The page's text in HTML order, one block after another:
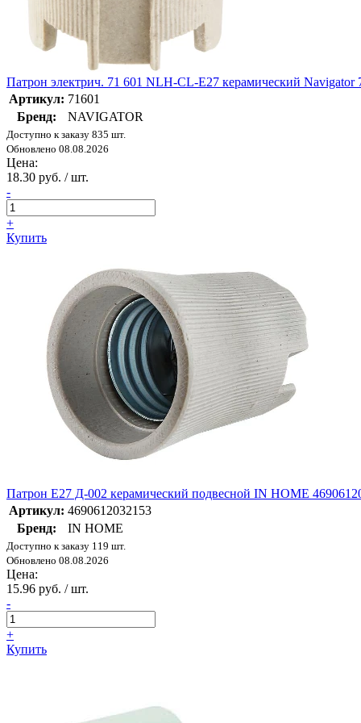
Патрон электрич. 71 601 NLH-CL-E27 керамический Navigator
Артикул: 71601
Бренд:
NAVIGATOR
Доступно к заказу 835 шт.
Обновлено 08.08.2026
Цена:
18.30 руб. / шт.
-
+
Купить
Патрон E27 Д-002 керамический подвесной IN HOME
Артикул: 4690612032153
Бренд:
IN HOME
Доступно к заказу 119 шт.
Обновлено 08.08.2026
Цена:
15.96 руб. / шт.
-
+
Купить